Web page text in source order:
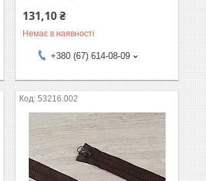
131,10 ₴
Немає в наявності
+380 (67) 614-08-09
53216.002